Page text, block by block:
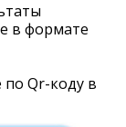
в формате
Qr-коду в